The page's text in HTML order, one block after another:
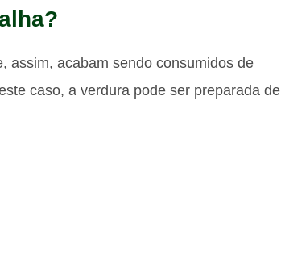
assim, acabam sendo consumidos de
caso, a verdura pode ser preparada de